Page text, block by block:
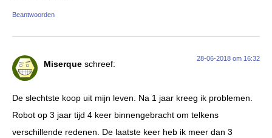
Beantwoorden
Miserque schreef:
28-06-2018 om 16:32
De slechtste koop uit mijn leven. Na 1 jaar kreeg ik problemen.
Robot op 3 jaar tijd 4 keer binnengebracht om telkens
verschillende redenen. De laatste keer heb ik meer dan 3